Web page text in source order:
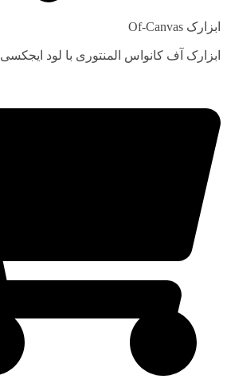
ابزارک Of-Canvas
ابزارک آف کانواس المنتوری با لود ایجکسی